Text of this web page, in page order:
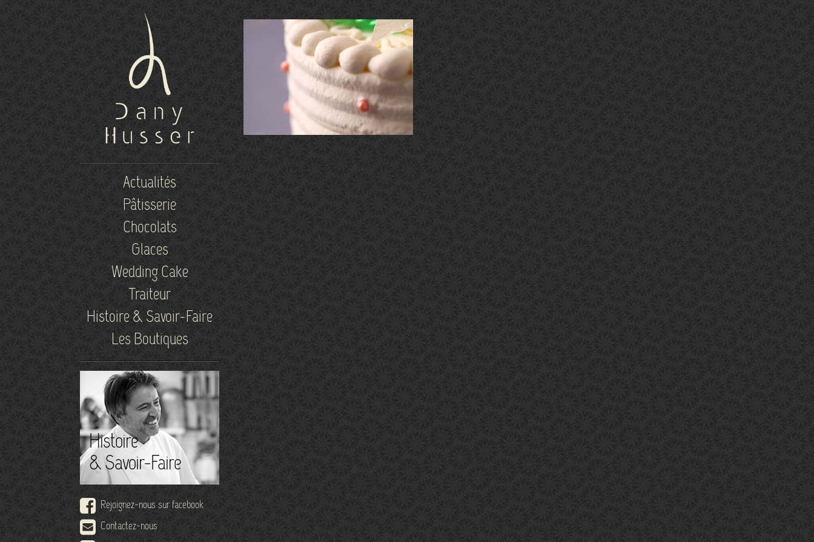
Actualités
Pâtisserie
Chocolats
Glaces
Wedding Cake
Traiteur
Histoire & Savoir-Faire
Les Boutiques
Histoire
& Savoir-Faire
Rejoignez-nous sur facebook
Contactez-nous